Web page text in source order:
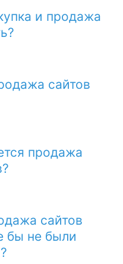
и продажа
сайтов
продажа
сайтов
бы не были